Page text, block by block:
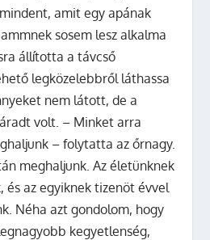
amit egy apának
sosem lesz alkalma
állította a távcső
legközelebbről láthassa
nem látott, de a
volt. – Minket arra
– folytatta az őrnagy.
meghaljunk. Az életünknek
és az egyiknek tizenöt évvel
Néha azt gondolom, hogy
kegyetlenség,